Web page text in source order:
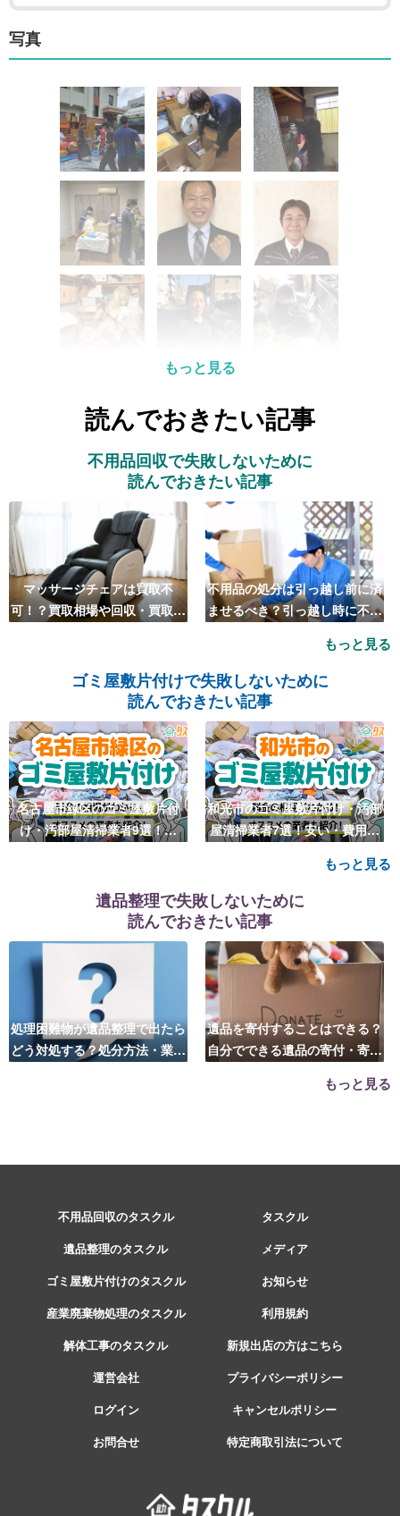
写真
もっと見る
読んでおきたい記事
不用品回収で失敗しないために
読んでおきたい記事
マッサージチェアは買取不
可！？買取相場や回収・買取の
不用品の処分は引っ越し前に済
ませるべき？引っ越し時に不用
もっと見る
ゴミ屋敷片付けで失敗しないために
読んでおきたい記事
名古屋市緑区のゴミ屋敷片付
け・汚部屋清掃業者9選！安
和光市のゴミ屋敷片付け・汚部
屋清掃業者7選！安い・費用相
もっと見る
遺品整理で失敗しないために
読んでおきたい記事
処理困難物が遺品整理で出たら
どう対処する？処分方法・業者
遺品を寄付することはできる？
自分でできる遺品の寄付・寄贈
もっと見る
不用品回収のタスクル
遺品整理のタスクル
ゴミ屋敷片付けのタスクル
産業廃棄物処理のタスクル
解体工事のタスクル
運営会社
ログイン
お問合せ
タスクル
メディア
お知らせ
利用規約
新規出店の方はこちら
プライバシーポリシー
キャンセルポリシー
特定商取引法について